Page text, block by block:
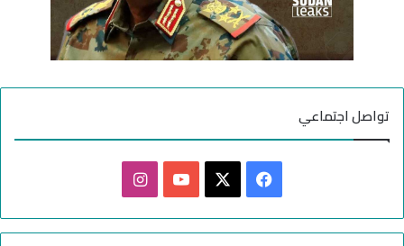
تواصل اجتماعي
ي
X
Y
ن